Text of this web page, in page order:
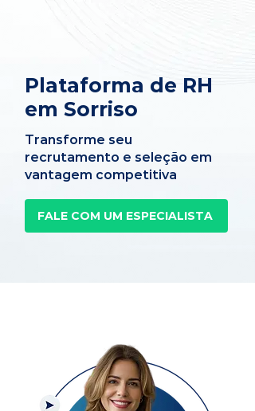
Plataforma de RH
em Sorriso
Transforme seu
recrutamento e seleção em
vantagem competitiva
FALE COM UM ESPECIALISTA